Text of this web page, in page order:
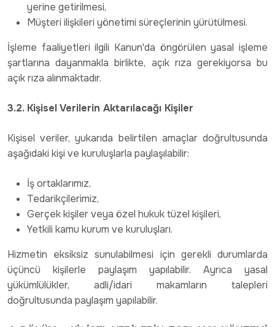
yerine getirilmesi,
Müşteri ilişkileri yönetimi süreçlerinin yürütülmesi.
İşleme faaliyetleri ilgili Kanun'da öngörülen yasal işleme
şartlarına dayanmakla birlikte, açık rıza gerekiyorsa bu
açık rıza alınmaktadır.
3.2. Kişisel Verilerin Aktarılacağı Kişiler
Kişisel veriler, yukarıda belirtilen amaçlar doğrultusunda
aşağıdaki kişi ve kuruluşlarla paylaşılabilir:
İş ortaklarımız,
Tedarikçilerimiz,
Gerçek kişiler veya özel hukuk tüzel kişileri,
Yetkili kamu kurum ve kuruluşları.
Hizmetin eksiksiz sunulabilmesi için gerekli durumlarda
üçüncü kişilerle paylaşım yapılabilir. Ayrıca yasal
yükümlülükler, adli/idari makamların talepleri
doğrultusunda paylaşım yapılabilir.